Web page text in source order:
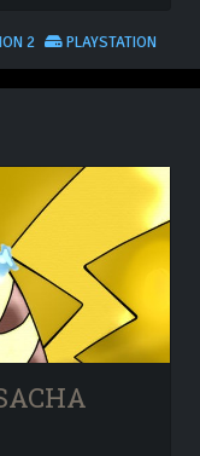
PLAYSTATION
2